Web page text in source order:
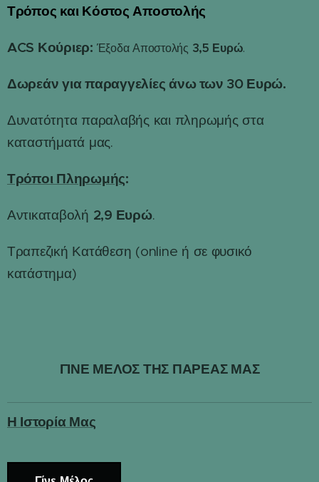
Τρόπος και Κόστος Αποστολής
ACS Κούριερ: Έξοδα Αποστολής 3,5 Ευρώ.
Δωρεάν για παραγγελίες άνω των 30 Ευρώ.
Δυνατότητα παραλαβής και πληρωμής στα
καταστήματά μας.
Τρόποι Πληρωμής:
Αντικαταβολή 2,9 Ευρώ.
Τραπεζική Κατάθεση (online ή σε φυσικό
κατάστημα)
ΓΙΝΕ ΜΕΛΟΣ ΤΗΣ ΠΑΡΕΑΣ ΜΑΣ
Η Ιστορία Μας